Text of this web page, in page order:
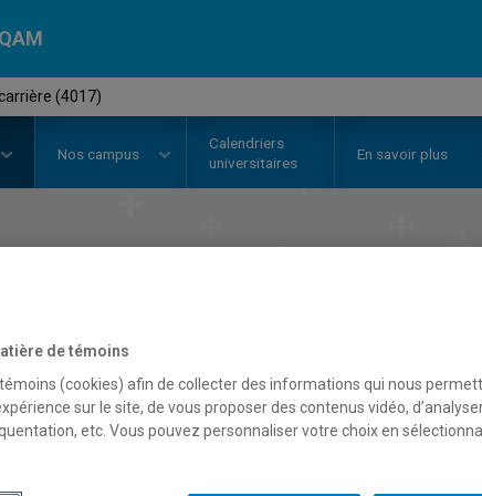
(4017)
Nos campus
Calendriers
universitaires
En savoir plus
développement de
de témoins
(cookies) afin de collecter des informations qui nous
sur le site, de vous proposer des contenus vidéo,
etc. Vous pouvez personnaliser votre choix en